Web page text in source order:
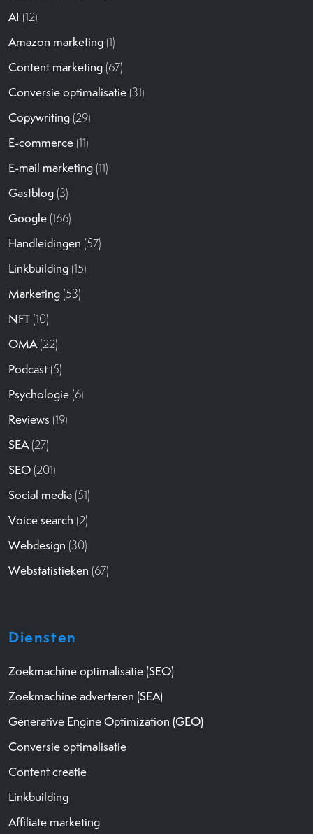
AI (12)
Amazon marketing (1)
Content marketing (67)
Conversie optimalisatie (31)
Copywriting (29)
E-commerce (11)
E-mail marketing (11)
Gastblog (3)
Google (166)
Handleidingen (57)
Linkbuilding (15)
Marketing (53)
NFT (10)
OMA(22)
Podcast (5)
Psychologie (6)
Reviews (19)
SEA(27)
SEO (201)
Social media (51)
Voice search (2)
Webdesign (30)
Webstatistieken (67)
Diensten
Zoekmachine optimalisatie (SEO)
Zoekmachine adverteren (SEA)
Generative Engine Optimization (GEO)
Conversie optimalisatie
Content creatie
Linkbuilding
Affiliate marketing